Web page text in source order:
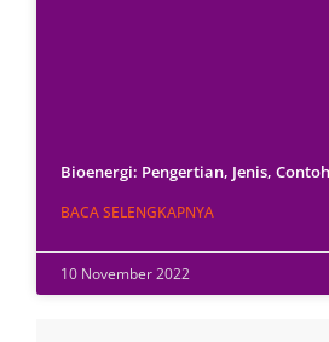
Bioenergi: Pengertian, Jenis,
BACA SELENGKAPNYA
10 November 2022